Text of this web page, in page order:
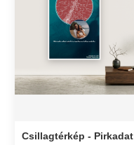
Csillagtérkép - Pirkadat